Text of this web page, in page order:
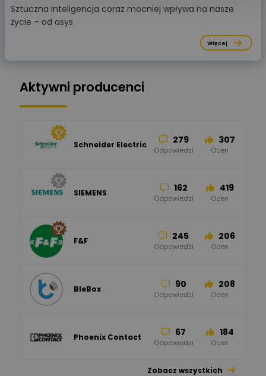
Sztuczna inteligencja coraz mocniej wpływa na nasze
życie – od asys
Więcej
Aktywni producenci
Schneider Electric 279
Odpowiedzi
307
Ocen
SIEMENS 162
Odpowiedzi
419
Ocen
F&F 245
Odpowiedzi
206
Ocen
BleBox 90
Odpowiedzi
208
Ocen
Phoenix Contact 67
Odpowiedzi
184
Ocen
Zobacz wszystkich